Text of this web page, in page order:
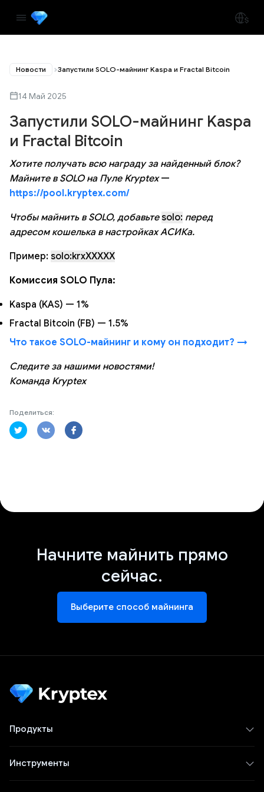
Новости Запустили SOLO-майнинг Kaspa и Fractal Bitcoin
14 Май 2025
Запустили SOLO-майнинг Kaspa
и Fractal Bitcoin
Хотите получать всю награду за найденный блок?
Майните в SOLO на Пуле Kryptex—
https://pool.kryptex.com/
Чтобы майнить в SOLO, добавьте solo: перед
адресом кошелька в настройках АСИКа.
Пример: solo:krxXXXXX
Комиссия SOLO Пула:
Kaspa (KAS) — 1%
Fractal Bitcoin (FB) — 1.5%
Что такое SOLO-майнинг и кому он подходит? →
Следите за нашими новостями!
Команда Kryptex
Поделиться:
Начните майнить прямо
сейчас.
Выберите способ майнинга
Продукты
Инструменты